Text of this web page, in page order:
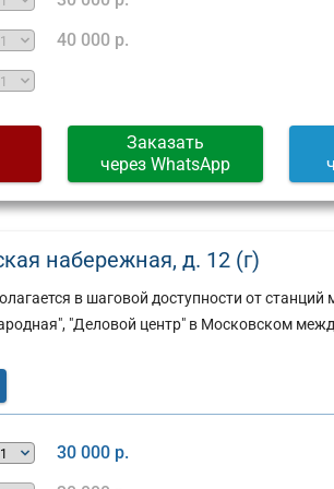
40 000 р.
Заказать
через WhatsApp
набережная, д. 12 (г)
в шаговой доступности от станций
"Деловой центр" в Московском
30 000 р.